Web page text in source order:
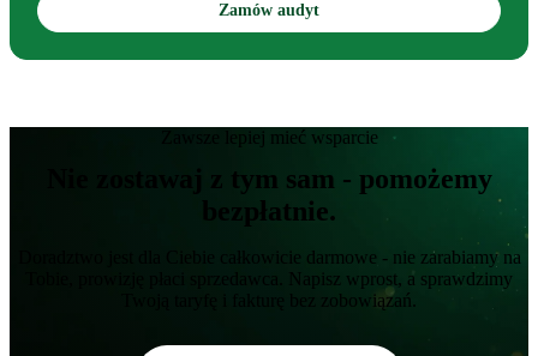
Zamów audyt
Zawsze lepiej mieć wsparcie
Nie zostawaj z tym sam - pomożemy
bezpłatnie.
Doradztwo jest dla Ciebie całkowicie darmowe - nie zarabiamy na
Tobie, prowizję płaci sprzedawca. Napisz wprost, a sprawdzimy
Twoją taryfę i fakturę bez zobowiązań.